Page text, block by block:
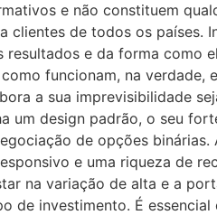
e não constituem
clientes de todos os países.
e da forma como
funcionam, na
a sua imprevisibilidade
um design padrão, o seu
de opções
e uma riqueza de
na variação de alta e a
de investimento. É